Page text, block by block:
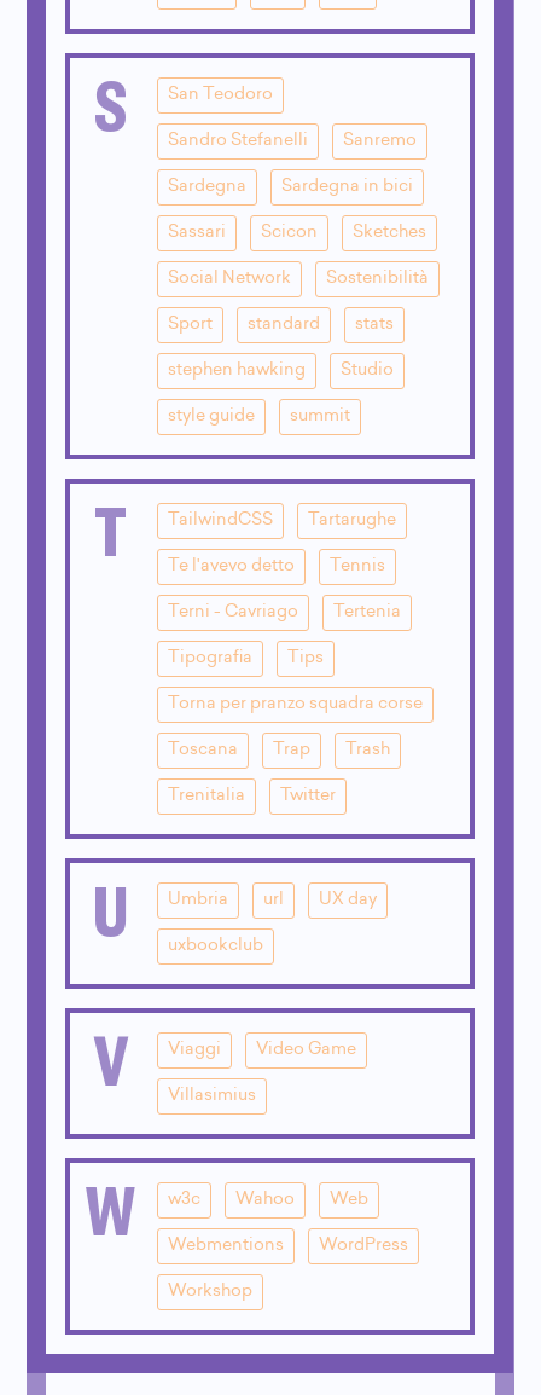
S San Teodoro
Sandro Stefanelli Sanremo
Sardegna Sardegna in bici
Sassari Scicon Sketches
Social Network Sostenibilità
Sport standard stats
stephen hawking Studio
style guide summit
T TailwindCSS Tartarughe
Te l'avevo detto Tennis
Terni - Cavriago Tertenia
Tipografia Tips
Torna per pranzo squadra corse
Toscana Trap Trash
Trenitalia Twitter
U Umbria url UX day
uxbookclub
V Viaggi Video Game
Villasimius
W w3c Wahoo Web
Webmentions WordPress
Workshop